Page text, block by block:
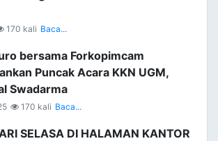
170 kali Baca...
bersama Forkopimcam
Puncak Acara KKN UGM,
Swadarma
170 kali Baca...
SELASA DI HALAMAN KANTOR